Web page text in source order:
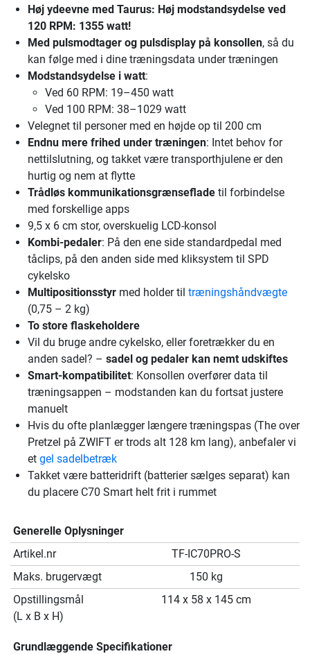
Høj ydeevne med Taurus: Høj modstandsydelse ved
120 RPM: 1355 watt!
Med pulsmodtager og pulsdisplay på konsollen, så du
kan følge med i dine træningsdata under træningen
Modstandsydelse i watt:
Ved 60 RPM: 19–450 watt
Ved 100 RPM: 38–1029 watt
Velegnet til personer med en højde op til 200 cm
Endnu mere frihed under træningen: Intet behov for
nettilslutning, og takket være transporthjulene er den
hurtig og nem at flytte
Trådløs kommunikationsgrænseflade til forbindelse
med forskellige apps
9,5 x 6 cm stor, overskuelig LCD-konsol
Kombi-pedaler: På den ene side standardpedal med
tåclips, på den anden side med kliksystem til SPD
cykelsko
Multipositionsstyr med holder til træningshåndvægte
(0,75 – 2 kg)
To store flaskeholdere
Vil du bruge andre cykelsko, eller foretrækker du en
anden sadel? – sadel og pedaler kan nemt udskiftes
Smart-kompatibilitet: Konsollen overfører data til
træningsappen – modstanden kan du fortsat justere
manuelt
Hvis du ofte planlægger længere træningspas (The over
Pretzel på ZWIFT er trods alt 128 km lang), anbefaler vi
et gel sadelbetræk
Takket være batteridrift (batterier sælges separat) kan
du placere C70 Smart helt frit i rummet
Generelle Oplysninger
Artikel.nr
TF-IC70PRO-S
Maks. brugervægt
150 kg
Opstillingsmål
(L x B x H)
114 x 58 x 145 cm
Grundlæggende Specifikationer